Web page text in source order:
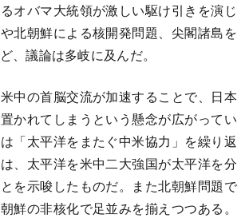
オバマ大統領が激しい駆け引きを演じ
北朝鮮による核開発問題、尖閣諸島を
、議論は多岐に及んだ。
中の首脳交流が加速することで、日本
かれてしまうという懸念が広がってい
「太平洋をまたぐ中米協力」を繰り返
、太平洋を米中二大強国が太平洋を分
を示唆したものだ。また北朝鮮問題で
鮮の非核化で足並みを揃えつつある。